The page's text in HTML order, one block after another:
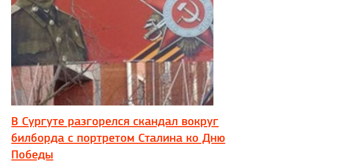
В Сургуте разгорелся скандал вокруг
билборда с портретом Сталина ко Дню
Победы